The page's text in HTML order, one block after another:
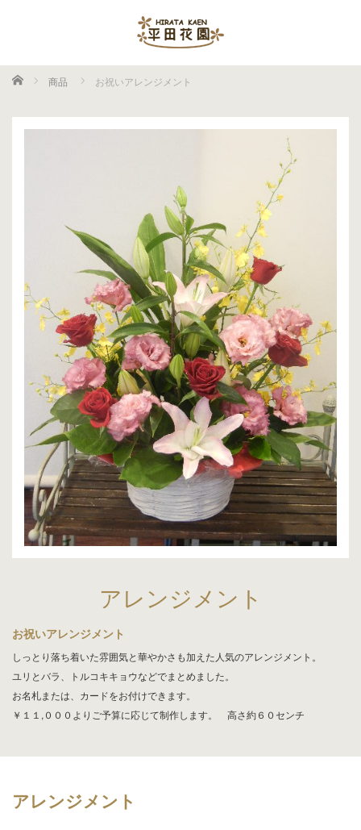
ホーム 商品 お祝いアレンジメント
アレンジメント
お祝いアレンジメント
しっとり落ち着いた雰囲気と華やかさも加えた人気のアレンジメント。
ユリとバラ、トルコキキョウなどでまとめました。
お名札または、カードをお付けできます。
￥１１,０００よりご予算に応じて制作します。 高さ約６０センチ
アレンジメント